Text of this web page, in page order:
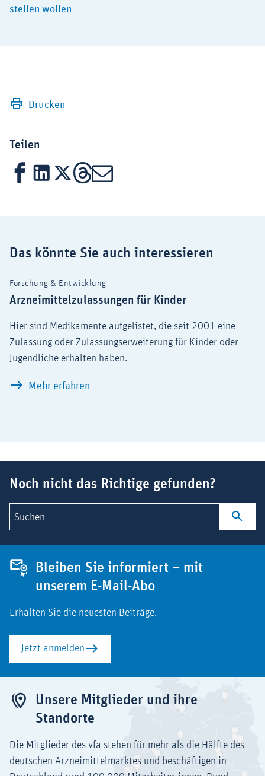
stellen wollen
Drucken
Teilen
FacebookLinkedIn
X Threads
Mail
Das könnte Sie auch interessieren
Forschung & Entwicklung
Arzneimittelzulassungen für Kinder
Hier sind Medikamente aufgelistet, die seit 2001 eine
Zulassung oder Zulassungserweiterung für Kinder oder
Jugendliche erhalten haben.
Mehr erfahren
Noch nicht das Richtige gefunden?
Suchen
Bleiben Sie informiert – mit
unserem E-Mail-Abo
Erhalten Sie die neuesten Beiträge.
Jetzt anmelden
Unsere Mitglieder und ihre
Standorte
Die Mitglieder des vfa stehen für mehr als die Hälfte des
deutschen Arzneimittelmarktes und beschäftigen in